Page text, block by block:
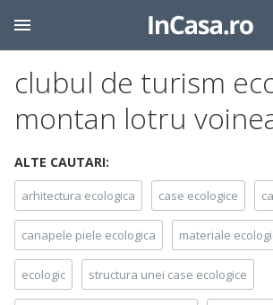
clubul de turism
montan lotru
ALTE CAUTARI:
arhitectura ecologica case ecologice
canapele piele ecologica materiale
ecologic structura unei case ecologice